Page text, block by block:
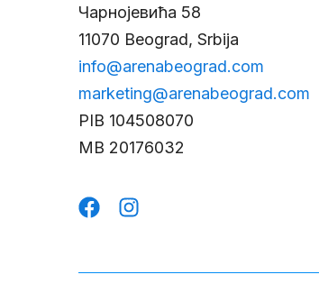
Чарнојевића 58
11070 Beograd, Srbija
info@arenabeograd.com
marketing@arenabeograd.com
PIB 104508070
MB 20176032